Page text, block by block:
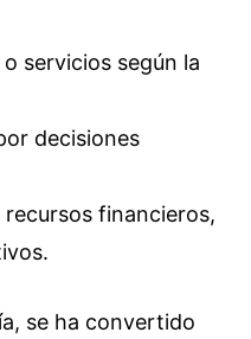
servicios según la
decisiones
financieros,
se ha convertido